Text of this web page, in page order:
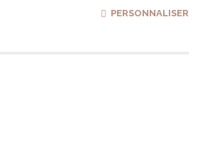
PERSONNALISER